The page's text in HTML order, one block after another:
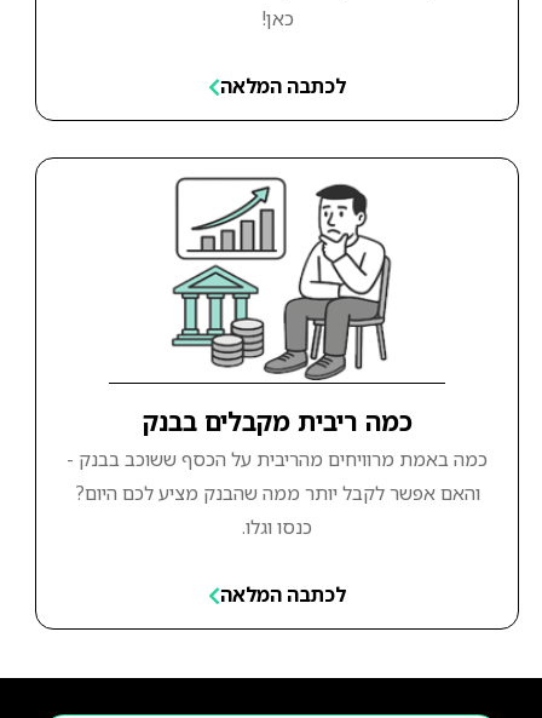
כאן!
לכתבה המלאה
כמה ריבית מקבלים בבנק
כמה באמת מרוויחים מהריבית על הכסף ששוכב בבנק -
והאם אפשר לקבל יותר ממה שהבנק מציע לכם היום?
כנסו וגלו.
לכתבה המלאה